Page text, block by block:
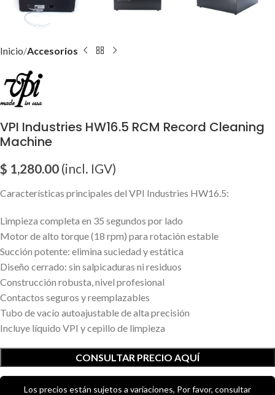
Inicio Accesorios
VPI Industries HW16.5 RCM Record Cleaning
Machine
$ 1,280.00 (incl. IGV)
Características principales del VPI Industries HW16.5:
Limpieza completa en 35 segundos por lado
Motor de alto torque (18 rpm) para rotación estable
Succión potente: elimina suciedad y estática
Diseño cerrado: sin salpicaduras ni residuos
Construcción robusta, nivel profesional
Contactos seguros y reemplazables
Tubo de vacío autoajustable de alta precisión
Incluye líquido VPI y cepillo de limpieza
CONSULTAR PRECIO AQUÍ
Los precios están sujetos a variaciones, Por favor, consultar